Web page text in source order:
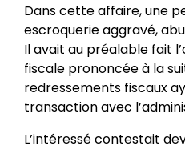
Dans cette affaire, une
escroquerie aggravé,
Il avait au préalable fait
fiscale prononcée à la
redressements fiscaux
transaction avec
L’intéressé contestait